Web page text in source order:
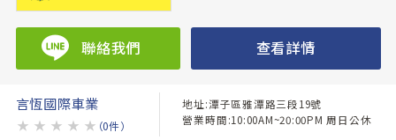
聯絡我們 查看詳情
言恆國際車業
★ ★ ★ ★ ★ （0件）
地址:潭子區雅潭路三段19號
營業時間:10:00AM~20:00PM 周日公休